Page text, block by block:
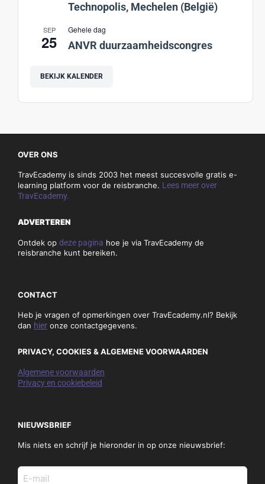
Technopolis, Mechelen (België)
SEP
25
Gehele dag
ANVR duurzaamheidscongres
BEKIJK KALENDER
OVER ONS
TravEcademy is sinds 2003 het meest succesvolle gratis e-
learning platform voor de reisbranche. Lees meer over
TravEcademy.
ADVERTEREN
Ontdek op deze pagina hoe je via TravEcademy de
reisbranche kunt bereiken.
CONTACT
Heb je vragen of opmerkingen over TravEcademy.nl? Bekijk
dan hier onze contactgegevens.
PRIVACY, COOKIES & ALGEMENE VOORWAARDEN
Algemene voorwaarden
Privacy en cookiebeleid
NIEUWSBRIEF
Mis niets en schrijf je hieronder in op onze nieuwsbrief:
E-